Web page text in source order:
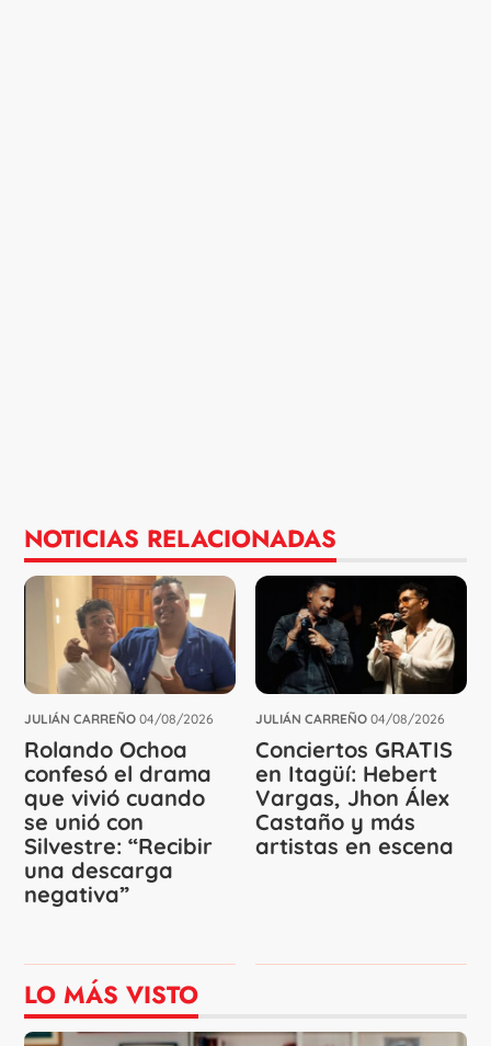
NOTICIAS RELACIONADAS
JULIÁN CARREÑO 04/08/2026
Rolando Ochoa
confesó el drama
que vivió cuando
se unió con
Silvestre: “Recibir
una descarga
negativa”
JULIÁN CARREÑO 04/08/2026
Conciertos GRATIS
en Itagüí: Hebert
Vargas, Jhon Álex
Castaño y más
artistas en escena
LO MÁS VISTO